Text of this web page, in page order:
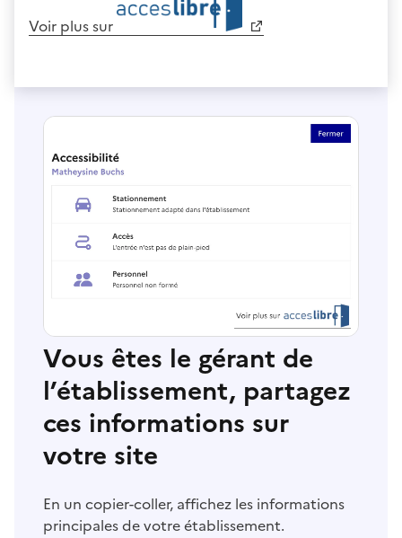
Voir plus sur
Vous êtes le gérant de
l’établissement, partagez
ces informations sur
votre site
En un copier-coller, affichez les informations
principales de votre établissement.